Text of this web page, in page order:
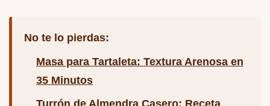
No te lo pierdas:
Masa para Tartaleta: Textura Arenosa en
35 Minutos
Turrón de Almendra Casero: Receta